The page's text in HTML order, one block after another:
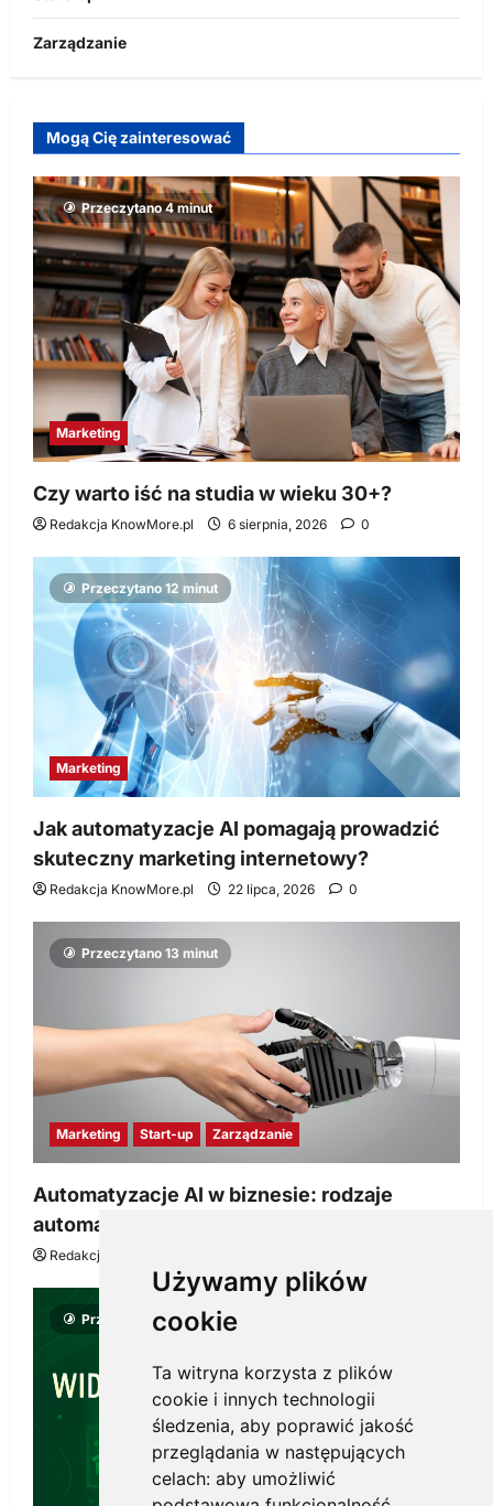
Używamy plików
cookie
Ta witryna korzysta z plików
cookie i innych technologii
śledzenia, aby poprawić jakość
przeglądania w następujących
celach: aby umożliwić
Zarządzanie
Mogą Cię zainteresować
Przeczytano 4 minut
Marketing
Czy warto iść na studia w wieku 30+?
Redakcja KnowMore.pl 6 sierpnia, 2026 0
Przeczytano 12 minut
Marketing
Jak automatyzacje AI pomagają prowadzić
skuteczny marketing internetowy?
Redakcja KnowMore.pl 22 lipca, 2026 0
Przeczytano 13 minut
Marketing Start-up Zarządzanie
Automatyzacje AI w biznesie: rodzaje
automatyzacji i korzyści dla Twojej firmy
Redakcja KnowMore.pl
Przeczytano 8 minut